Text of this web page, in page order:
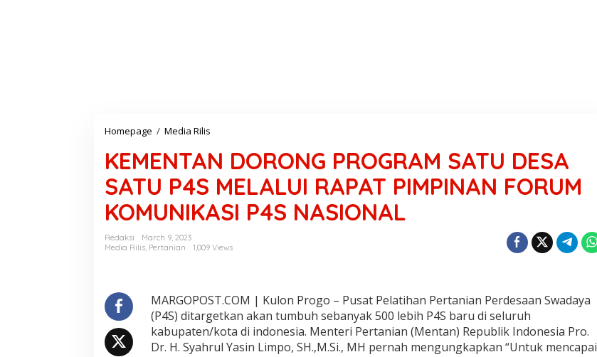
Homepage / Media Rilis
M
E
A
N
O
G
R
O
G
KEMENTAN DORONG PROGRAM SATU DESA
SATU P4S MELALUI RAPAT PIMPINAN FORUM
KOMUNIKASI P4S NASIONAL
Redaksi
March 9, 2023
Media Rilis, Pertanian 1,009 Views
MARGOPOST.COM | Kulon Progo – Pusat Pelatihan Pertanian Perdesaan Swadaya
(P4S) ditargetkan akan tumbuh sebanyak 500 lebih P4S baru di seluruh
kabupaten/kota di indonesia. Menteri Pertanian (Mentan) Republik Indonesia Pro.
Dr. H. Syahrul Yasin Limpo, SH.,M.Si., MH pernah mengungkapkan “Untuk mencapai